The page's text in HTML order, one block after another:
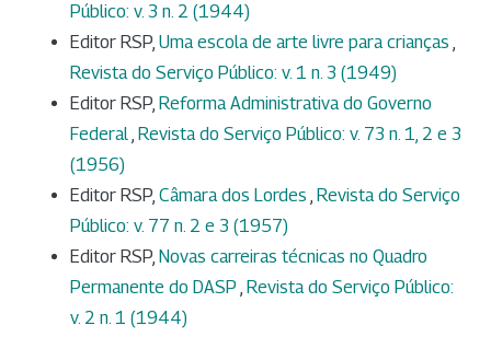
Público: v. 3 n. 2 (1944)
Editor RSP, Uma escola de arte livre para crianças ,
Revista do Serviço Público: v. 1 n. 3 (1949)
Editor RSP, Reforma Administrativa do Governo
Federal, Revista do Serviço Público: v. 73 n. 1, 2 e 3
(1956)
Editor RSP, Câmara dos Lordes , Revista do Serviço
Público: v. 77 n. 2 e 3 (1957)
Editor RSP, Novas carreiras técnicas no Quadro
Permanente do DASP , Revista do Serviço Público:
v. 2 n. 1 (1944)